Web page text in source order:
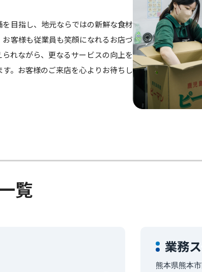
目指し、地元ならではの新鮮な食材
客様も従業員も笑顔になれるお店づ
れながら、更なるサービスの向上を
。お客様のご来店を心よりお待ちし
覧
業務
熊本県熊本